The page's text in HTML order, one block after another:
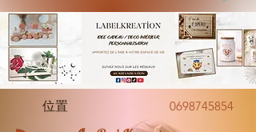
位置 0698745854